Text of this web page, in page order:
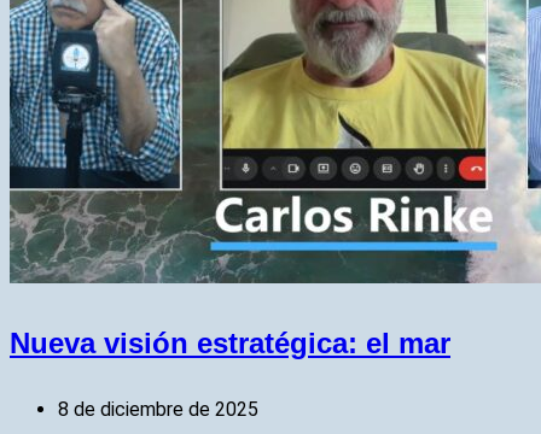
Nueva visión estratégica: el mar
8 de diciembre de 2025